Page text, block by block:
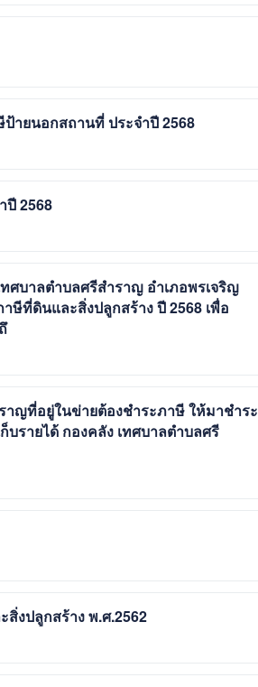
ายนอกสถานที่ ประจำปี 2568
ปี 2568
ศบาลตำบลศรีสำราญ อำเภอพรเจริญ
ษีที่ดินและสิ่งปลูกสร้าง ปี 2568 เพื่อ
ญที่อยู่ในข่ายต้องชำระภาษี ให้มาชำระ
รายได้ กองคลัง เทศบาลตำบลศรี
งปลูกสร้าง พ.ศ.2562